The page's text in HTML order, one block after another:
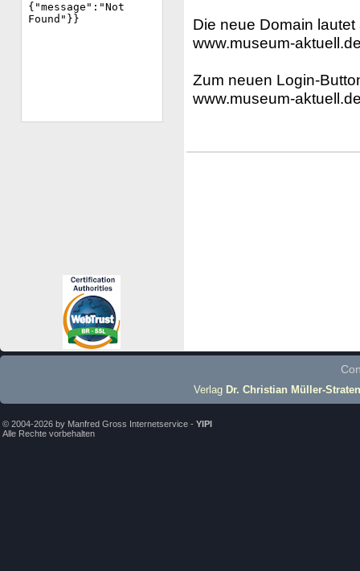
Die neue Domain lautet
www.museum-
Zum neuen Login-
www.museum-
Verlag Dr. Christian Müller-Straten
© 2004-2026 by Manfred Gross Internetservice - YIPI
Alle Rechte vorbehalten